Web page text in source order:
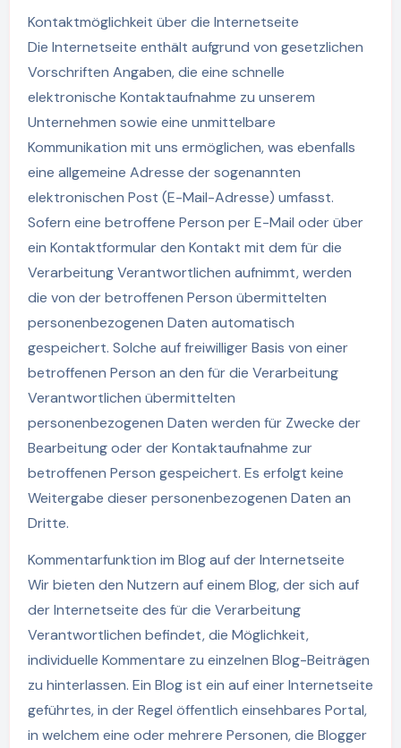
Kontaktmöglichkeit über die Internetseite
Die Internetseite enthält aufgrund von gesetzlichen
Vorschriften Angaben, die eine schnelle
elektronische Kontaktaufnahme zu unserem
Unternehmen sowie eine unmittelbare
Kommunikation mit uns ermöglichen, was ebenfalls
eine allgemeine Adresse der sogenannten
elektronischen Post (E-Mail-Adresse) umfasst.
Sofern eine betroffene Person per E-Mail oder über
ein Kontaktformular den Kontakt mit dem für die
Verarbeitung Verantwortlichen aufnimmt, werden
die von der betroffenen Person übermittelten
personenbezogenen Daten automatisch
gespeichert. Solche auf freiwilliger Basis von einer
betroffenen Person an den für die Verarbeitung
Verantwortlichen übermittelten
personenbezogenen Daten werden für Zwecke der
Bearbeitung oder der Kontaktaufnahme zur
betroffenen Person gespeichert. Es erfolgt keine
Weitergabe dieser personenbezogenen Daten an
Dritte.
Kommentarfunktion im Blog auf der Internetseite
Wir bieten den Nutzern auf einem Blog, der sich auf
der Internetseite des für die Verarbeitung
Verantwortlichen befindet, die Möglichkeit,
individuelle Kommentare zu einzelnen Blog-Beiträgen
zu hinterlassen. Ein Blog ist ein auf einer Internetseite
geführtes, in der Regel öffentlich einsehbares Portal,
in welchem eine oder mehrere Personen, die Blogger